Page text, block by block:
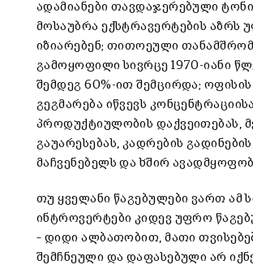
ადამიანები თავდაჯერებული
მოსაუბრა ექსტრავერტების აზრს
იზიარებენ; თითოეული
გამოყოფილი სივრცე 1970-იანი
შემდეგ 60%-ით შემცირდა; ოფისის
გეგმარება იწვევს
პროდუქტიულობის დაქვეითებას,
გაუარესებას, კადრების
მაჩვენებელს და ხშირ
თუ ყველანი წაგებულები ვართ ამ
ინტროვერტები კიდევ უფრო
– დიდი ალბათობით, მათი
შემჩნეული და დაფასებული არ